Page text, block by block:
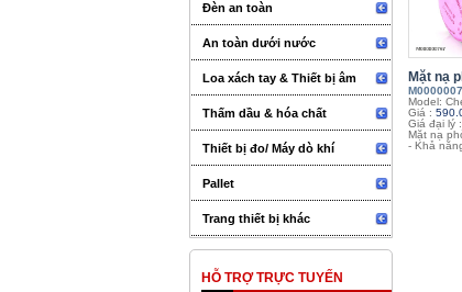
Đèn an toàn
An toàn dưới nước
Loa xách tay & Thiết bị âm
thanh sự kiện
Thấm dầu & hóa chất
Thiết bị đo/ Máy dò khí
Pallet
Trang thiết bị khác
HỖ TRỢ TRỰC TUYẾN
Mặt nạ
Model:
Giá :
Giá đại lý :
Mặt nạ
- Khả